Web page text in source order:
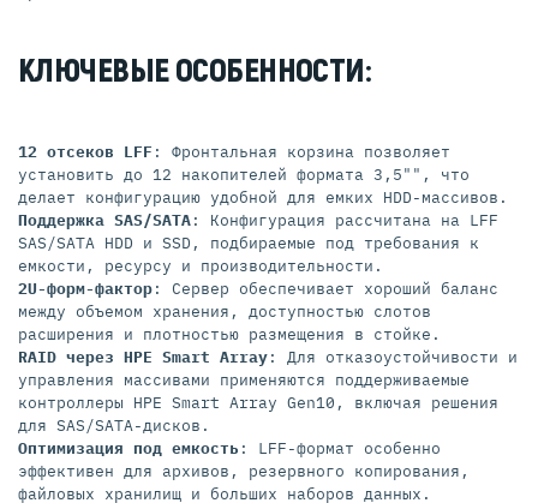
КЛЮЧЕВЫЕ ОСОБЕННОСТИ:
12 отсеков LFF : Фронтальная корзина позволяет
установить до 12 накопителей формата 3,5"", что
делает конфигурацию удобной для емких HDD-массивов.
Поддержка SAS/SATA: Конфигурация рассчитана на LFF
SAS/SATA HDD и SSD, подбираемые под требования к
емкости, ресурсу и производительности.
2U-форм-фактор: Сервер обеспечивает хороший баланс
между объемом хранения, доступностью слотов
расширения и плотностью размещения в стойке.
RAID через HPE Smart Array: Для отказоустойчивости и
управления массивами применяются поддерживаемые
контроллеры HPE Smart Array Gen10, включая решения
для SAS/SATA-дисков.
Оптимизация под емкость : LFF-формат особенно
эффективен для архивов, резервного копирования,
файловых хранилищ и больших наборов данных.